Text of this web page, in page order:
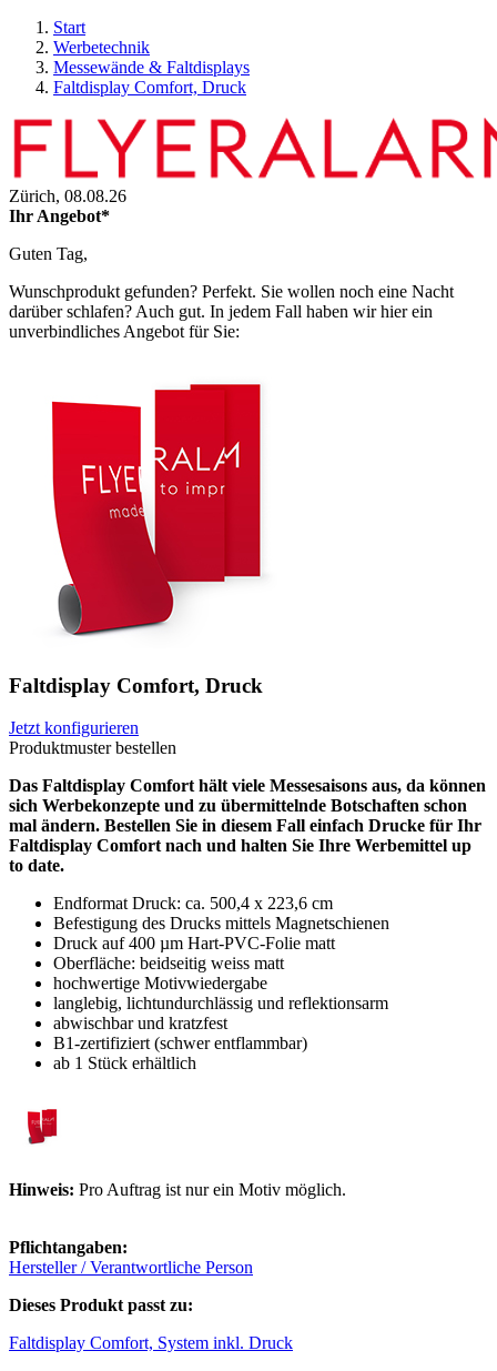
Start
Werbetechnik
Messewände & Faltdisplays
Faltdisplay Comfort, Druck
Zürich, 08.08.26
Ihr Angebot*
Guten Tag,
Wunschprodukt gefunden? Perfekt. Sie wollen noch eine Nacht
darüber schlafen? Auch gut. In jedem Fall haben wir hier ein
unverbindliches Angebot für Sie:
Faltdisplay Comfort, Druck
Jetzt konfigurieren
Produktmuster bestellen
Das Faltdisplay Comfort hält viele Messesaisons aus, da können
sich Werbekonzepte und zu übermittelnde Botschaften schon
mal ändern. Bestellen Sie in diesem Fall einfach Drucke für Ihr
Faltdisplay Comfort nach und halten Sie Ihre Werbemittel up
to date.
Endformat Druck: ca. 500,4 x 223,6 cm
Befestigung des Drucks mittels Magnetschienen
Druck auf 400 µm Hart-PVC-Folie matt
Oberfläche: beidseitig weiss matt
hochwertige Motivwiedergabe
langlebig, lichtundurchlässig und reflektionsarm
abwischbar und kratzfest
B1-zertifiziert (schwer entflammbar)
ab 1 Stück erhältlich
Hinweis: Pro Auftrag ist nur ein Motiv möglich.
Pflichtangaben:
Hersteller / Verantwortliche Person
Dieses Produkt passt zu:
Faltdisplay Comfort, System inkl. Druck